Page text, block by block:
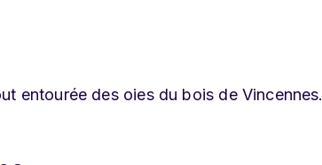
entourée des oies du bois de Vincennes.